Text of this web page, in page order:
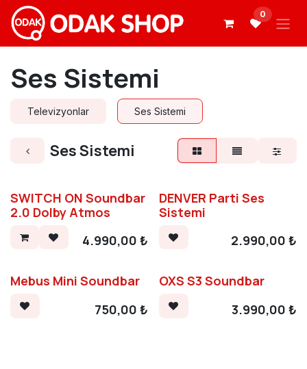
İçereği Atla
0
Ses Sistemi
Televizyonlar Ses Sistemi
Ses Sistemi
SWITCH ON Soundbar
2.0 Dolby Atmos
4.990,00 ₺
DENVER Parti Ses
Sistemi
2.990,00 ₺
Mebus Mini Soundbar
750,00 ₺
OXS S3 Soundbar
3.990,00 ₺